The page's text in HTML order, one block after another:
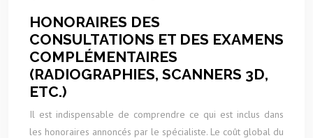
HONORAIRES DES
CONSULTATIONS ET DES EXAMENS
COMPLÉMENTAIRES
(RADIOGRAPHIES, SCANNERS 3D,
ETC.)
Il est indispensable de comprendre ce qui est inclus dans
les honoraires annoncés par le spécialiste. Le coût global du